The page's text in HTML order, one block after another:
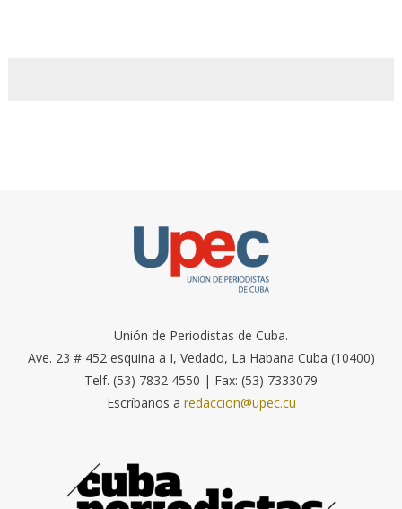
Unión de Periodistas de Cuba.
Ave. 23 # 452 esquina a I, Vedado, La Habana Cuba (10400)
Telf. (53) 7832 4550 | Fax: (53) 7333079
Escríbanos a redaccion@upec.cu